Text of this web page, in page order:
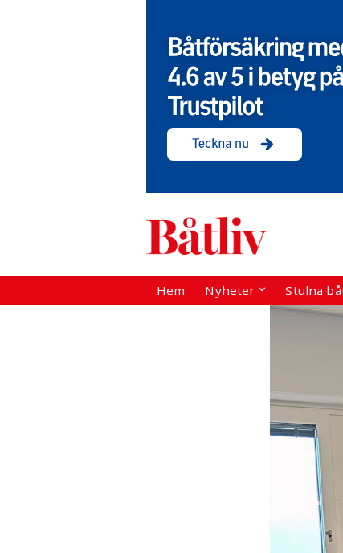
Hem Nyheter Stulna